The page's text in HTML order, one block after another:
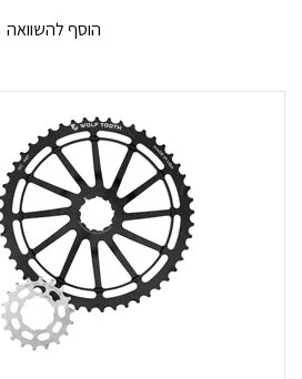
הוסף להשוואה